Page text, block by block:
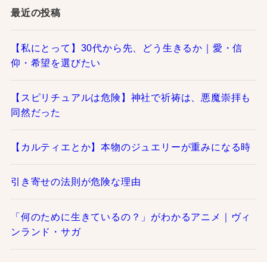
最近の投稿
【私にとって】30代から先、どう生きるか｜愛・信
仰・希望を選びたい
【スピリチュアルは危険】神社で祈祷は、悪魔崇拝も
同然だった
【カルティエとか】本物のジュエリーが重みになる時
引き寄せの法則が危険な理由
「何のために生きているの？」がわかるアニメ｜ヴィ
ンランド・サガ